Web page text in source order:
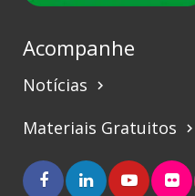
Acompanhe
Notícias keyboard_arrow_right
Materiais Gratuitos keyboard_arrow_right